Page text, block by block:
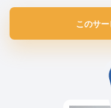
このサ